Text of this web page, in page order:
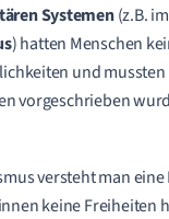
Systemen(z.B. im
)hatten Menschen
und
vorgeschrieben
versteht man
keine Freiheiten